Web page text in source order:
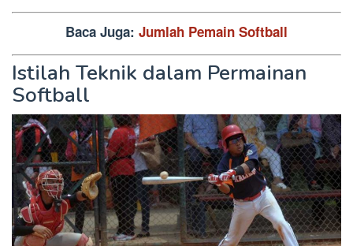
Baca Juga: Jumlah Pemain Softball
Istilah Teknik dalam Permainan
Softball